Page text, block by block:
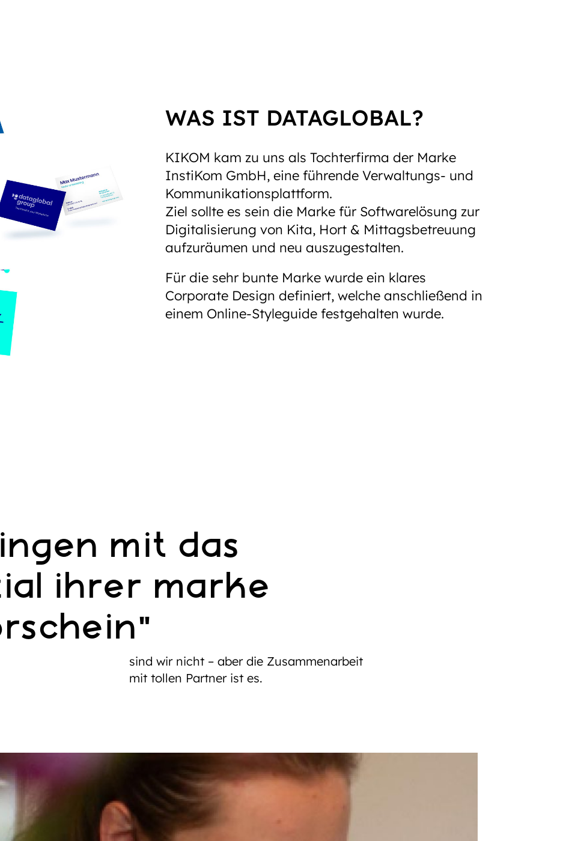
WAS IST DATAGLOBAL?
KIKOM kam zu uns als Tochterfirma der Marke
InstiKom GmbH, eine führende Verwaltungs- und
Kommunikationsplattform.
Ziel sollte es sein die Marke für Softwarelösung zur
Digitalisierung von Kita, Hort & Mittagsbetreuung
aufzuräumen und neu auszugestalten.
Für die sehr bunte Marke wurde ein klares
Corporate Design definiert, welche anschließend in
einem Online-Styleguide festgehalten wurde.
mit das
ihrer marke
sind wir nicht – aber die Zusammenarbeit
mit tollen Partner ist es.